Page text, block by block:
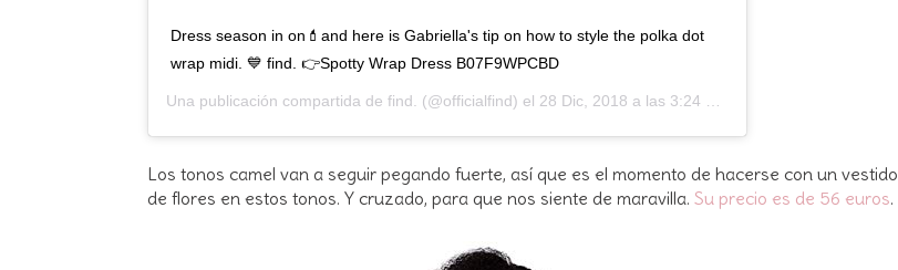
Dress season in on💄and here is Gabriella's tip on how to style the polka dot
wrap midi. 💙 find. 👉Spotty Wrap Dress B07F9WPCBD
Una publicación compartida de find. (@officialfind) el 28 Dic, 2018 a las 3:24 PST
Los tonos camel van a seguir pegando fuerte, así que es el momento de hacerse con un vestido
de flores en estos tonos. Y cruzado, para que nos siente de maravilla. Su precio es de 56 euros.